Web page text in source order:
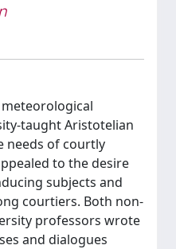
taught Aristotelian
needs of courtly
to the desire
subjects and
courtiers. Both non-
professors wrote
and dialogues